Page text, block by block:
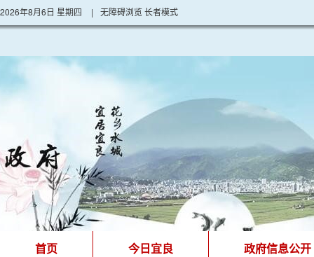
2026年8月6日 星期四 | 无障碍浏览长者模式
首页 今日宜良 政府信息公开